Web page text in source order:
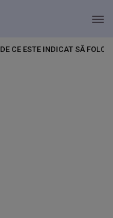
DE CE ESTE INDICAT SĂ